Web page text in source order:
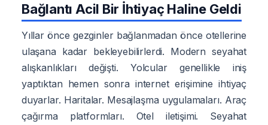
Bağlantı Acil Bir İhtiyaç Haline Geldi
Yıllar önce gezginler bağlanmadan önce otellerine
ulaşana kadar bekleyebilirlerdi. Modern seyahat
alışkanlıkları değişti. Yolcular genellikle iniş
yaptıktan hemen sonra internet erişimine ihtiyaç
duyarlar. Haritalar. Mesajlaşma uygulamaları. Araç
çağırma platformları. Otel iletişimi. Seyahat